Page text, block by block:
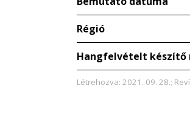
Régió
Hangfelvételt készítő
Létrehozva: 2021. 09. 28.;